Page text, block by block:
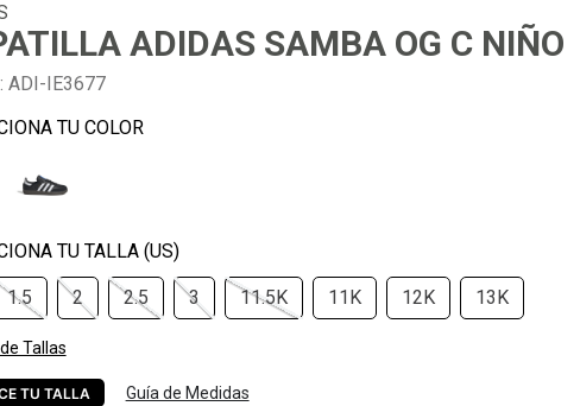
ADIDAS SAMBA OG C NIÑO
: ADI-IE3677
1.5 2 2.5 3 11.5K 11K 12K 13K
Tallas
TU TALLA Guía de Medidas